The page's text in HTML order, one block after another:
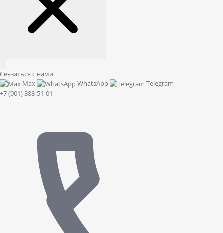
Связаться с нами
Max
WhatsApp
Telegram
+7 (901) 388-51-01